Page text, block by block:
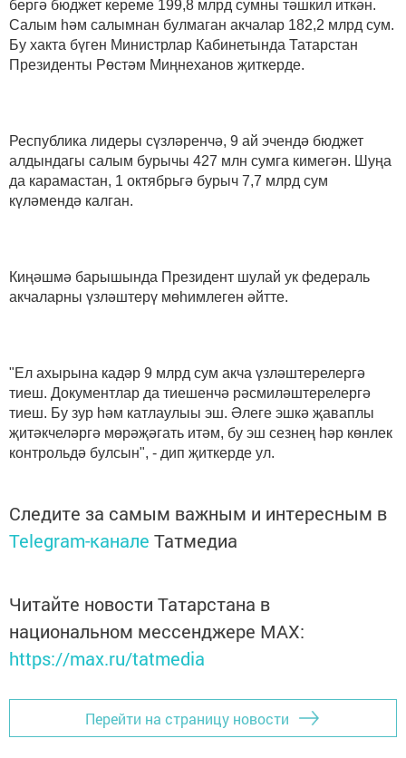
бергә бюджет кереме 199,8 млрд сумны тәшкил иткән.
Салым һәм салымнан булмаган акчалар 182,2 млрд сум.
Бу хакта бүген Министрлар Кабинетында Татарстан
Президенты Рөстәм Миңнеханов җиткерде.
Республика лидеры сүзләренчә, 9 ай эчендә бюджет
алдындагы салым бурычы 427 млн сумга кимегән. Шуңа
да карамастан, 1 октябрьгә бурыч 7,7 млрд сум
күләмендә калган.
Киңәшмә барышында Президент шулай ук федераль
акчаларны үзләштерү мөһимлеген әйтте.
"Ел ахырына кадәр 9 млрд сум акча үзләштерелергә
тиеш. Документлар да тиешенчә рәсмиләштерелергә
тиеш. Бу зур һәм катлаулыы эш. Әлеге эшкә җаваплы
җитәкчеләргә мөрәҗәгать итәм, бу эш сезнең һәр көнлек
контрольдә булсын", - дип җиткерде ул.
Следите за самым важным и интересным в
Telegram-канале Татмедиа
Читайте новости Татарстана в
национальном мессенджере MАХ:
https://max.ru/tatmedia
Перейти на страницу новости